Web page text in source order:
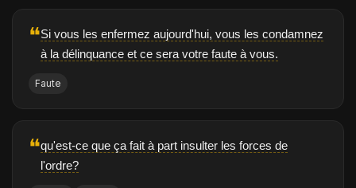
❝Si vous les enfermez aujourd'hui, vous les condamnez
à la délinquance et ce sera votre faute à vous.
Faute
❝qu'est-ce que ça fait à part insulter les forces de
l'ordre?